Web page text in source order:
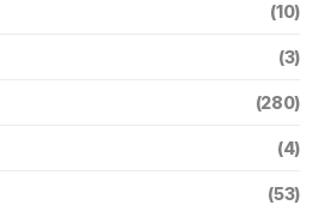
(10)
(3)
(280)
(4)
(53)